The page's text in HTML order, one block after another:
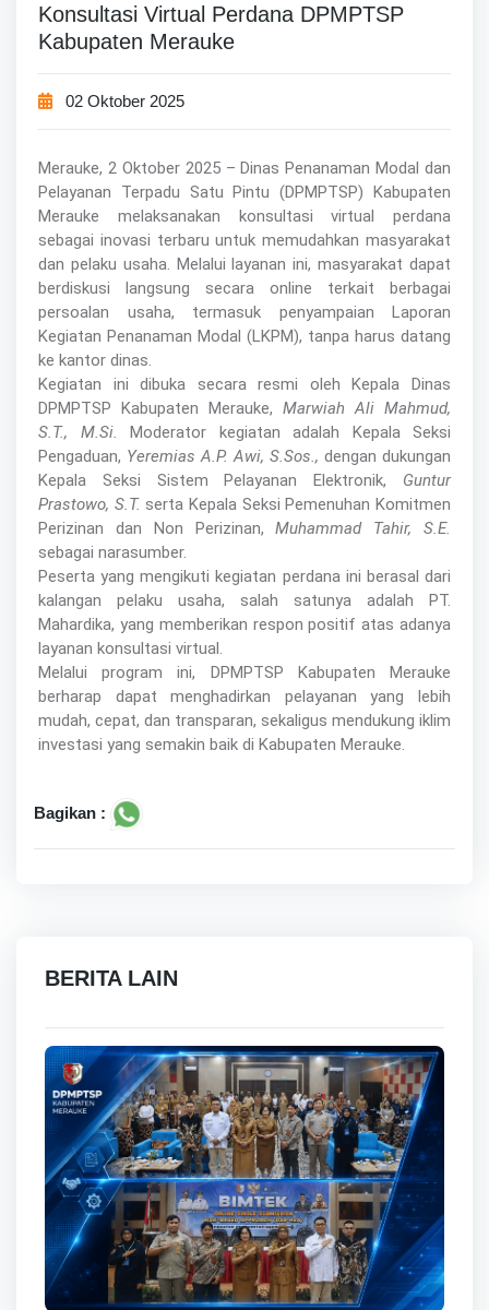
Konsultasi Virtual Perdana DPMPTSP
Kabupaten Merauke
02 Oktober 2025
Merauke, 2 Oktober 2025 – Dinas Penanaman Modal dan
Pelayanan Terpadu Satu Pintu (DPMPTSP) Kabupaten
Merauke melaksanakan konsultasi virtual perdana
sebagai inovasi terbaru untuk memudahkan masyarakat
dan pelaku usaha. Melalui layanan ini, masyarakat dapat
berdiskusi langsung secara online terkait berbagai
persoalan usaha, termasuk penyampaian Laporan
Kegiatan Penanaman Modal (LKPM), tanpa harus datang
ke kantor dinas.
Kegiatan ini dibuka secara resmi oleh Kepala Dinas
DPMPTSP Kabupaten Merauke, Marwiah Ali Mahmud,
S.T., M.Si. Moderator kegiatan adalah Kepala Seksi
Pengaduan, Yeremias A.P. Awi, S.Sos., dengan dukungan
Kepala Seksi Sistem Pelayanan Elektronik, Guntur
Prastowo, S.T. serta Kepala Seksi Pemenuhan Komitmen
Perizinan dan Non Perizinan, Muhammad Tahir, S.E.
sebagai narasumber.
Peserta yang mengikuti kegiatan perdana ini berasal dari
kalangan pelaku usaha, salah satunya adalah PT.
Mahardika, yang memberikan respon positif atas adanya
layanan konsultasi virtual.
Melalui program ini, DPMPTSP Kabupaten Merauke
berharap dapat menghadirkan pelayanan yang lebih
mudah, cepat, dan transparan, sekaligus mendukung iklim
investasi yang semakin baik di Kabupaten Merauke.
Bagikan :
BERITA LAIN